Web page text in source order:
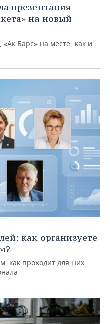
презентация
на новый
Барс» на месте, как и
как организуете
как проходит для них